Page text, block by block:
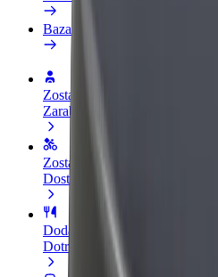
Baza wiedzy
Zostań kierowcą
Zarabiaj na swoich warunkach
Zostań dostawcą
Dostarczaj jedzenie i otrzymuj
Dodaj swoją restaurację lub
Dotrzyj do większej liczby